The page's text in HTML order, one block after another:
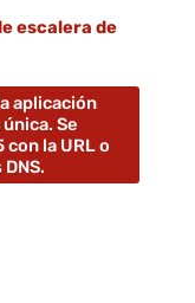
escalera de
aplicación
Se
la URL o